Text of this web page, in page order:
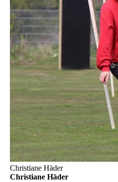
Christiane Häder
Christiane Häder